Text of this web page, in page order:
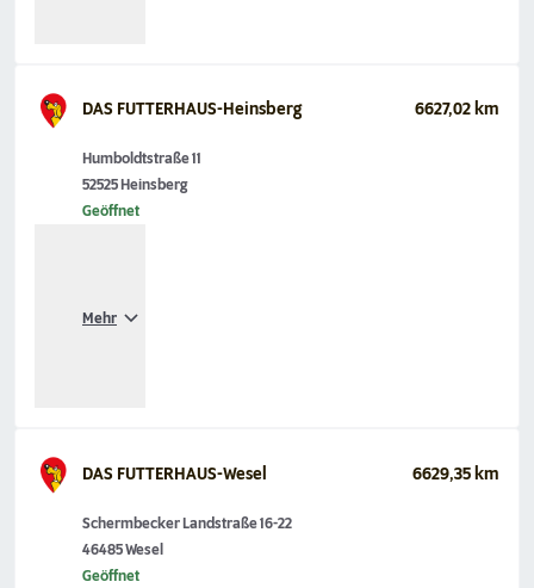
DAS FUTTERHAUS-Heinsberg 6627,02 km
Humboldtstraße 11
52525 Heinsberg
Geöffnet
Mehr
DAS FUTTERHAUS-Wesel 6629,35 km
Schermbecker Landstraße 16-22
46485 Wesel
Geöffnet